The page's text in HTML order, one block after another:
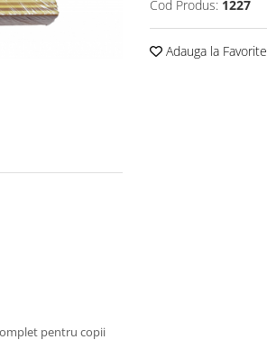
Cod Produs: 1227
Adauga la Favorite
pentru copii